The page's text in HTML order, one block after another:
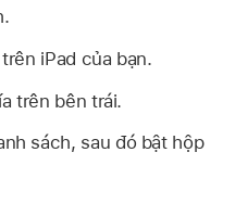
iPad của bạn.
trên bên trái.
sách, sau đó bật hộp